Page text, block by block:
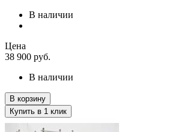
В наличии
Цена
38 900 руб.
В наличии
В корзину
Купить в 1 клик